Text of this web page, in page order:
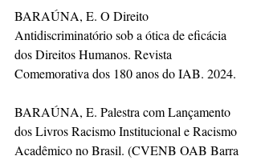
BARAÚNA, E. O Direito
Antidiscriminatório sob a ótica de eficácia
dos Direitos Humanos. Revista
Comemorativa dos 180 anos do IAB. 2024.
BARAÚNA, E. Palestra com Lançamento
dos Livros Racismo Institucional e Racismo
Acadêmico no Brasil. (CVENB OAB Barra